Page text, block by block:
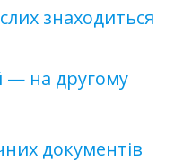
знаходиться
— на другому
документів